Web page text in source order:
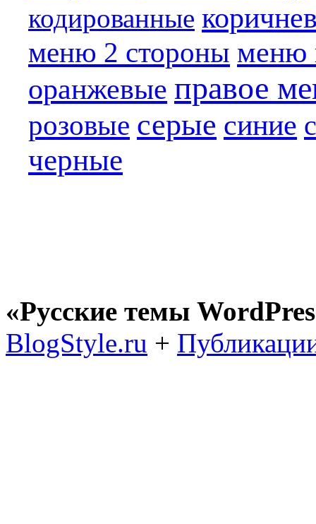
кодированные
меню 2 стороны меню
оранжевые правое
розовые серые синие
черные
«Русские темы
BlogStyle.ru +